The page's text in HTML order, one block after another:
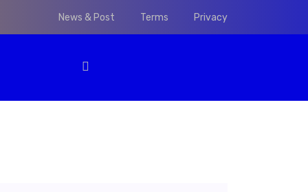
News & Post Terms Privacy